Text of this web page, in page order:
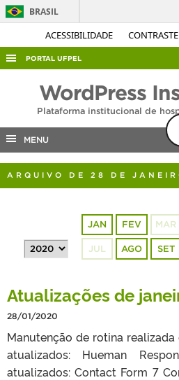
ACESSIBILIDADE CONTRASTE
BRASIL
PORTAL UFPEL
AUDITORIA
COBALTO
CONCURSOS
EDITAIS
PORTARIAS
WordPress
Plataforma institucional de
MENU
ARQUIVO DE 28 DE
JAN FEV MAR
JUL AGO SET
Atualizações de
28/01/2020
Manutenção de rotina
atualizados: Hueman
atualizados: Contact Form 7